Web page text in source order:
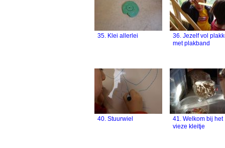
35. Klei allerlei
36. Jezelf vol
met plakband
40. Stuurwiel
41. Welkom bij het
vieze kleitje